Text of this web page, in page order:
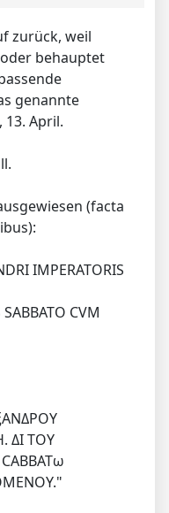
zurück, weil
behauptet
genannte
13. April.
(facta
IMPERATORIS
CVM
ΔΙ TOΥ